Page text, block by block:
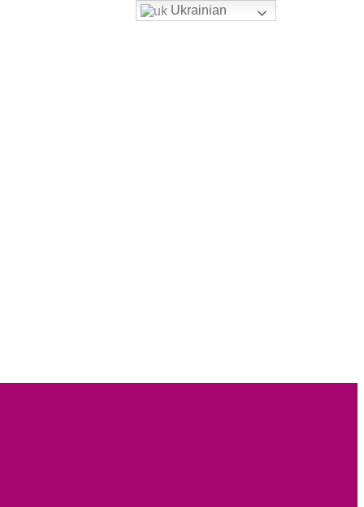
Ukrainian